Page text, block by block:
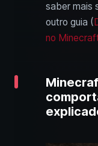
saber mais
outro guia (
no